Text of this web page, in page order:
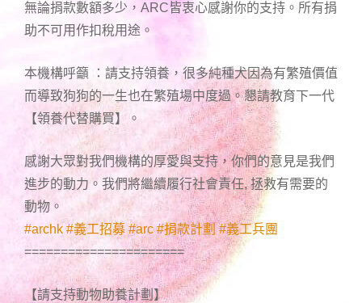
無論捐款數額多少，ARC皆衷心感謝你的支持。所有捐
助不可用作扣稅用途。
本機構呼籲 ：請支持領養，很多純種犬因為有繁殖價值
而導致狗狗的一生也在繁殖場中度過。懇請教育下一代
【領養代替購買】。
感謝大眾對我們機構的厚愛與支持，你們的意見是我們
進步的動力。我們將繼續履行社會責任, 拯救有需要的
動物。
#archk #義工招募 #arc #捐款計劃 #義工兵團
======================
【請支持動物助養計劃】